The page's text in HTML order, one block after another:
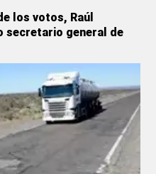
los votos, Raúl
secretario general de